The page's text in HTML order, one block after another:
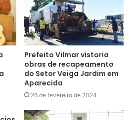
Prefeito Vilmar vistoria
obras de recapeamento
do Setor Veiga Jardim em
Aparecida
26 de fevereiro de 2024